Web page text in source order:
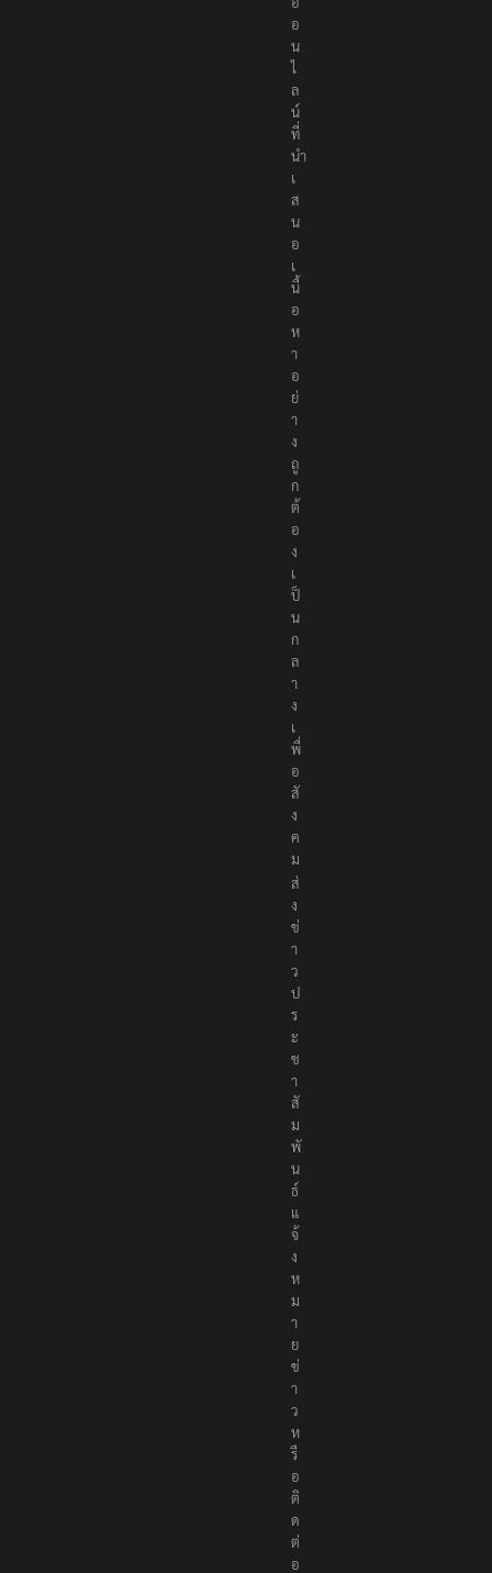
อ
น
ไ
ล
น์
ที่
นำ
เ
ส
น
อ
เ
นื้
อ
ห
า
อ
ย่
า
ง
ถู
ก
ต้
อ
ง
เ
ป็
น
ก
ล
า
ง
เ
พื่
อ
สั
ง
ค
ม
ส่
ง
ข่
า
ว
ป
ร
ะ
ช
า
สั
ม
พั
น
ธ์
แ
จ้
ง
ห
ม
า
ย
ข่
า
ว
ห
รื
อ
ติ
ด
ต่
อ